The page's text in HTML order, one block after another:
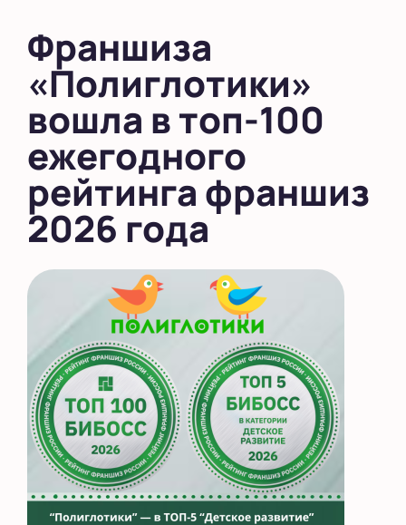
Франшиза
«Полиглотики»
вошла в топ‑100
ежегодного
рейтинга франшиз
2026 года